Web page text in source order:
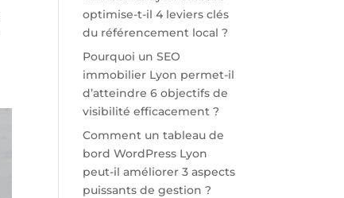
optimise-t-il 4 leviers clés
du référencement local ?
Pourquoi un SEO
immobilier Lyon permet-il
d’atteindre 6 objectifs de
visibilité efficacement ?
Comment un tableau de
bord WordPress Lyon
peut-il améliorer 3 aspects
puissants de gestion ?